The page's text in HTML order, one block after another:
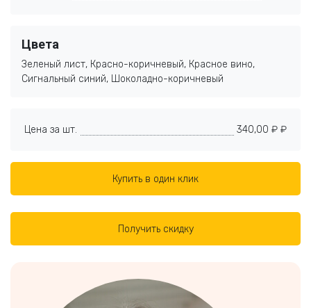
Цвета
Зеленый лист, Красно-коричневый, Красное вино,
Сигнальный синий, Шоколадно-коричневый
Цена за шт. 340,00 ₽ ₽
Купить в один клик
Получить скидку